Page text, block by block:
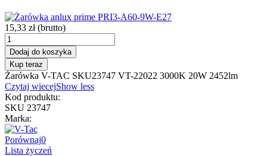
15,33 zł (brutto)
Dodaj do koszyka
Kup teraz
Żarówka V-TAC SKU23747 VT-22022 3000K 20W 2452lm
Czytaj wiecejShow less
Kod produktu:
SKU 23747
Marka:
Porównaj0
Lista życzeń